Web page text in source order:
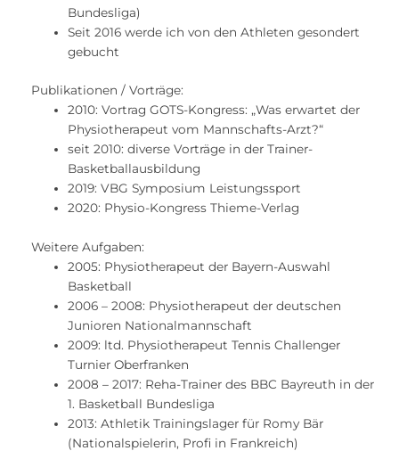
Bundesliga)
Seit 2016 werde ich von den Athleten gesondert
gebucht
Publikationen / Vorträge:
2010: Vortrag GOTS-Kongress: „Was erwartet der
Physiotherapeut vom Mannschafts-Arzt?“
seit 2010: diverse Vorträge in der Trainer-
Basketballausbildung
2019: VBG Symposium Leistungssport
2020: Physio-Kongress Thieme-Verlag
Weitere Aufgaben:
2005: Physiotherapeut der Bayern-Auswahl
Basketball
2006 – 2008: Physiotherapeut der deutschen
Junioren Nationalmannschaft
2009: ltd. Physiotherapeut Tennis Challenger
Turnier Oberfranken
2008 – 2017: Reha-Trainer des BBC Bayreuth in der
1. Basketball Bundesliga
2013: Athletik Trainingslager für Romy Bär
(Nationalspielerin, Profi in Frankreich)